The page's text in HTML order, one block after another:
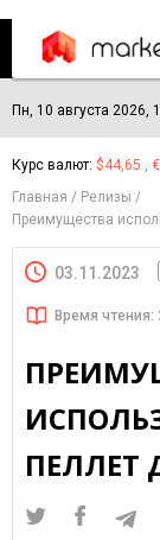
Пн, 10 августа 2026,
Курс валют: $44,65 ,
Главная
Релизы
Преимущества
03.11.2023
Время чтения:
ПЕЛЛЕТ